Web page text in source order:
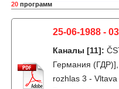
20 программ
25-06-1988 -
Каналы [11]:
Германия
rozhlas 3 - Vltava